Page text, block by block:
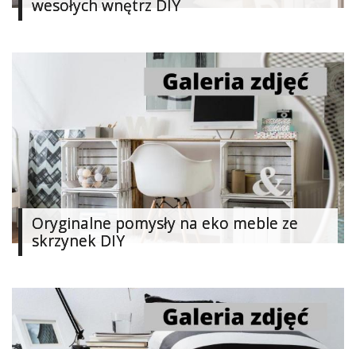
wesołych wnętrz DIY
Oryginalne pomysły na eko meble ze
skrzynek DIY